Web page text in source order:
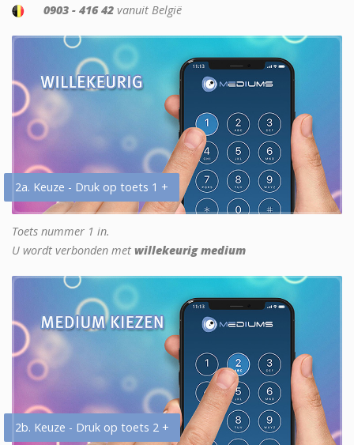
0903 - 416 42 vanuit België
2a. Keuze - Druk op toets 1 +
Toets nummer 1 in.
U wordt verbonden met willekeurig medium
2b. Keuze - Druk op toets 2 +